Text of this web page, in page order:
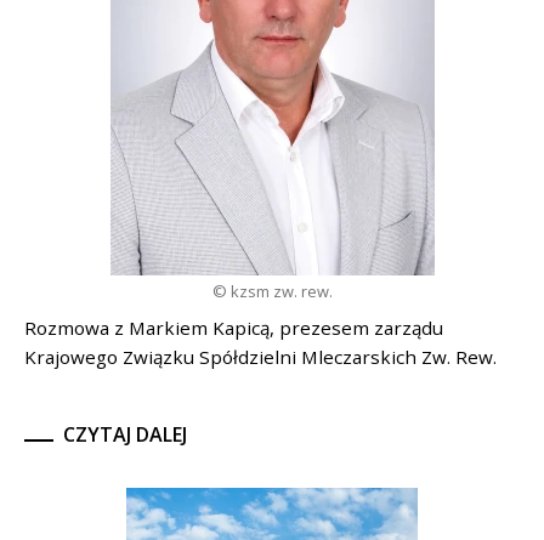
© kzsm zw. rew.
Rozmowa z Markiem Kapicą, prezesem zarządu
Krajowego Związku Spółdzielni Mleczarskich Zw. Rew.
CZYTAJ DALEJ